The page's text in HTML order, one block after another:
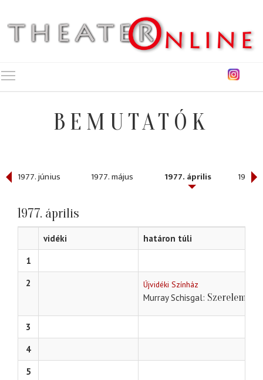
BEMUTATÓK
1977. június 1977. május 1977. április 1977.
1977. április
vidéki
határon túli
1
2
Újvidéki Színház
Murray Schisgal Szerelem, Ó!
3
4
5